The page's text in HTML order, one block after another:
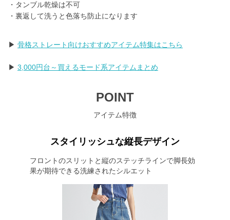
・タンブル乾燥は不可
・裏返して洗うと色落ち防止になります
▶ 骨格ストレート向けおすすめアイテム特集はこちら
▶ 3,000円台～買えるモード系アイテムまとめ
POINT
アイテム特徴
スタイリッシュな縦長デザイン
フロントのスリットと縦のステッチラインで脚長効
果が期待できる洗練されたシルエット